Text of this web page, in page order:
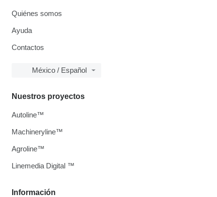
Quiénes somos
Ayuda
Contactos
México / Español
Información
Nuestros proyectos
Autoline™
Machineryline™
Agroline™
Linemedia Digital ™